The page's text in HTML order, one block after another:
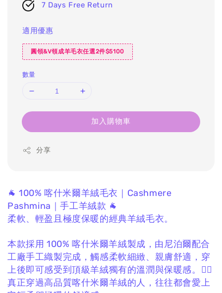
7 Days Free Return
適用優惠
圓領&V領成羊毛衣任選2件$5100
數量
加入購物車
分享
🐐 100% 喀什米爾羊絨毛衣｜Cashmere
Pashmina｜手工羊絨款 🐐
柔軟、輕盈且極度保暖的經典羊絨毛衣。
本款採用 100% 喀什米爾羊絨製成， 由尼泊爾配合
工廠手工織製完成，觸感柔軟細緻、親膚舒適， 穿
上後即可感受到頂級羊絨獨有的溫潤與保暖感。❤️‍🔥
真正穿過高品質喀什米爾羊絨的人， 往往都會愛上